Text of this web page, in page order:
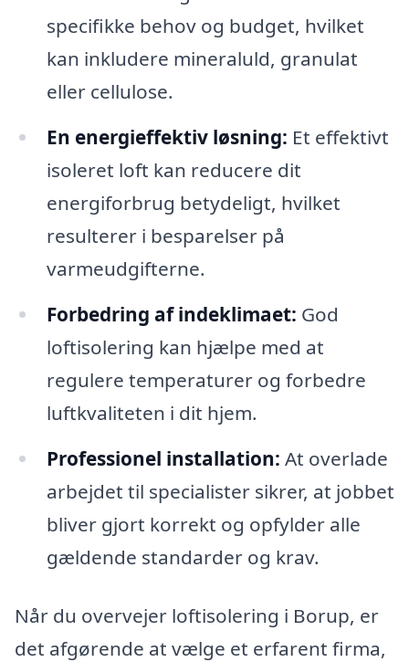
specifikke behov og budget, hvilket
kan inkludere mineraluld, granulat
eller cellulose.
En energieffektiv løsning: Et effektivt
isoleret loft kan reducere dit
energiforbrug betydeligt, hvilket
resulterer i besparelser på
varmeudgifterne.
Forbedring af indeklimaet: God
loftisolering kan hjælpe med at
regulere temperaturer og forbedre
luftkvaliteten i dit hjem.
Professionel installation: At overlade
arbejdet til specialister sikrer, at jobbet
bliver gjort korrekt og opfylder alle
gældende standarder og krav.
Når du overvejer loftisolering i Borup, er
det afgørende at vælge et erfarent firma,